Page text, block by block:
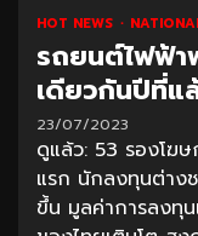
HOT NEWS
รถยนต์ไฟฟ้า
เดียวกันปีที่แ
23/07/2023
ดูแล้ว: 53 รองโฆ
แรก นักลงทุนต่าง
ขึ้น มูลค่าการลงทุ